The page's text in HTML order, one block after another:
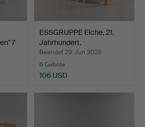
7
ESSGRUPPE Eiche, 21.
Jahrhundert.
Beendet 29. Jun 2026
6 Gebote
106 USD